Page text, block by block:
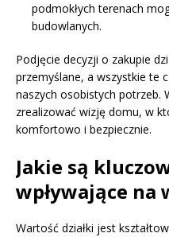
podmokłych terenach
budowlanych.
Podjęcie decyzji o zakupie
przemyślane, a wszystkie te
naszych osobistych potrzeb.
zrealizować wizję domu, w
komfortowo i bezpiecznie.
Jakie są
wpływające na
Wartość działki jest